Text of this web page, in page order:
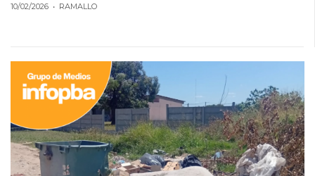
VENTA POR WHATSAPP
DE COMIDA POR
WHATSAPP: LA GUÍA
DEFINITIVA PARA
RESTAURANTES Y
10/02/2026 • RAMALLO